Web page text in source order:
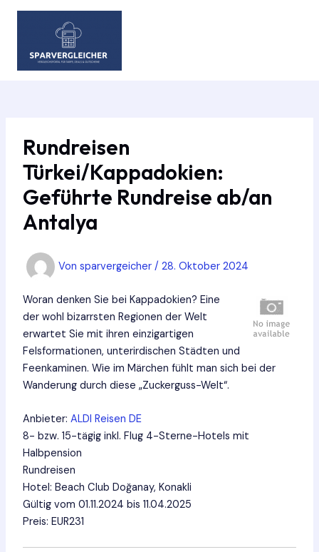
Zum
Rundreisen
Türkei/Kappadokien:
Geführte Rundreise ab/an
Antalya
Von sparvergeicher / 28. Oktober 2024
Woran denken Sie bei Kappadokien? Eine
der wohl bizarrsten Regionen der Welt
erwartet Sie mit ihren einzigartigen
Felsformationen, unterirdischen Städten und
Feenkaminen. Wie im Märchen fühlt man sich bei der
Wanderung durch diese „Zuckerguss-Welt“.
Anbieter: ALDI Reisen DE
8- bzw. 15-tägig inkl. Flug 4-Sterne-Hotels mit
Halbpension
Rundreisen
Hotel: Beach Club Doğanay, Konakli
Gültig vom 01.11.2024 bis 11.04.2025
Preis: EUR231